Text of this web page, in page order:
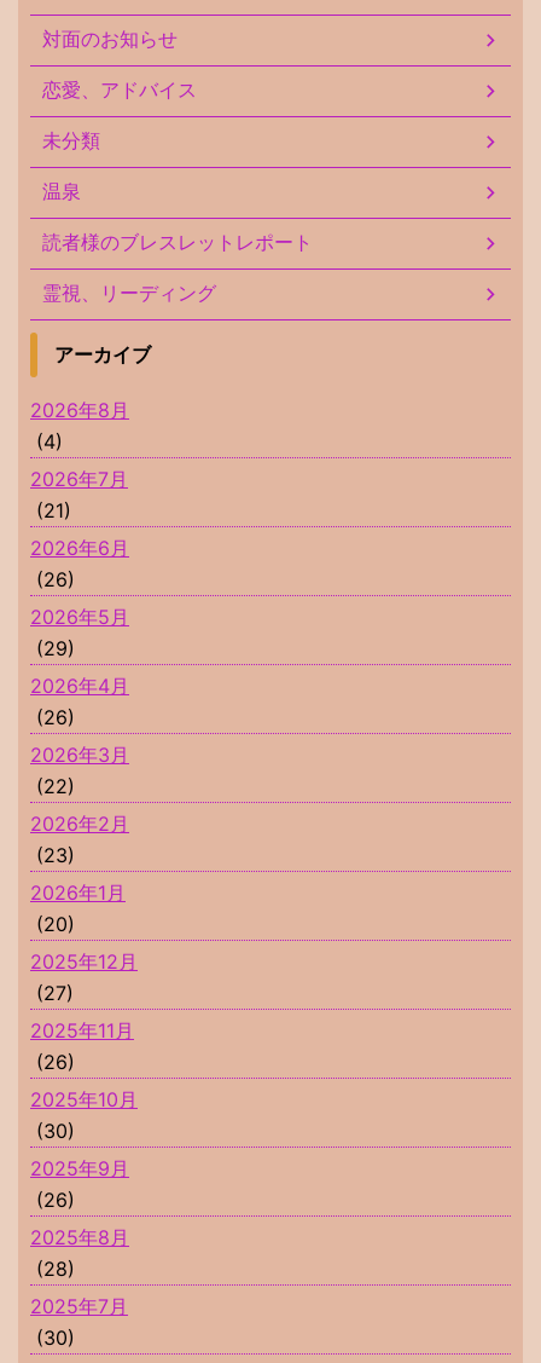
対面のお知らせ
恋愛、アドバイス
未分類
温泉
読者様のブレスレットレポート
霊視、リーディング
アーカイブ
2026年8月
(4)
2026年7月
(21)
2026年6月
(26)
2026年5月
(29)
2026年4月
(26)
2026年3月
(22)
2026年2月
(23)
2026年1月
(20)
2025年12月
(27)
2025年11月
(26)
2025年10月
(30)
2025年9月
(26)
2025年8月
(28)
2025年7月
(30)